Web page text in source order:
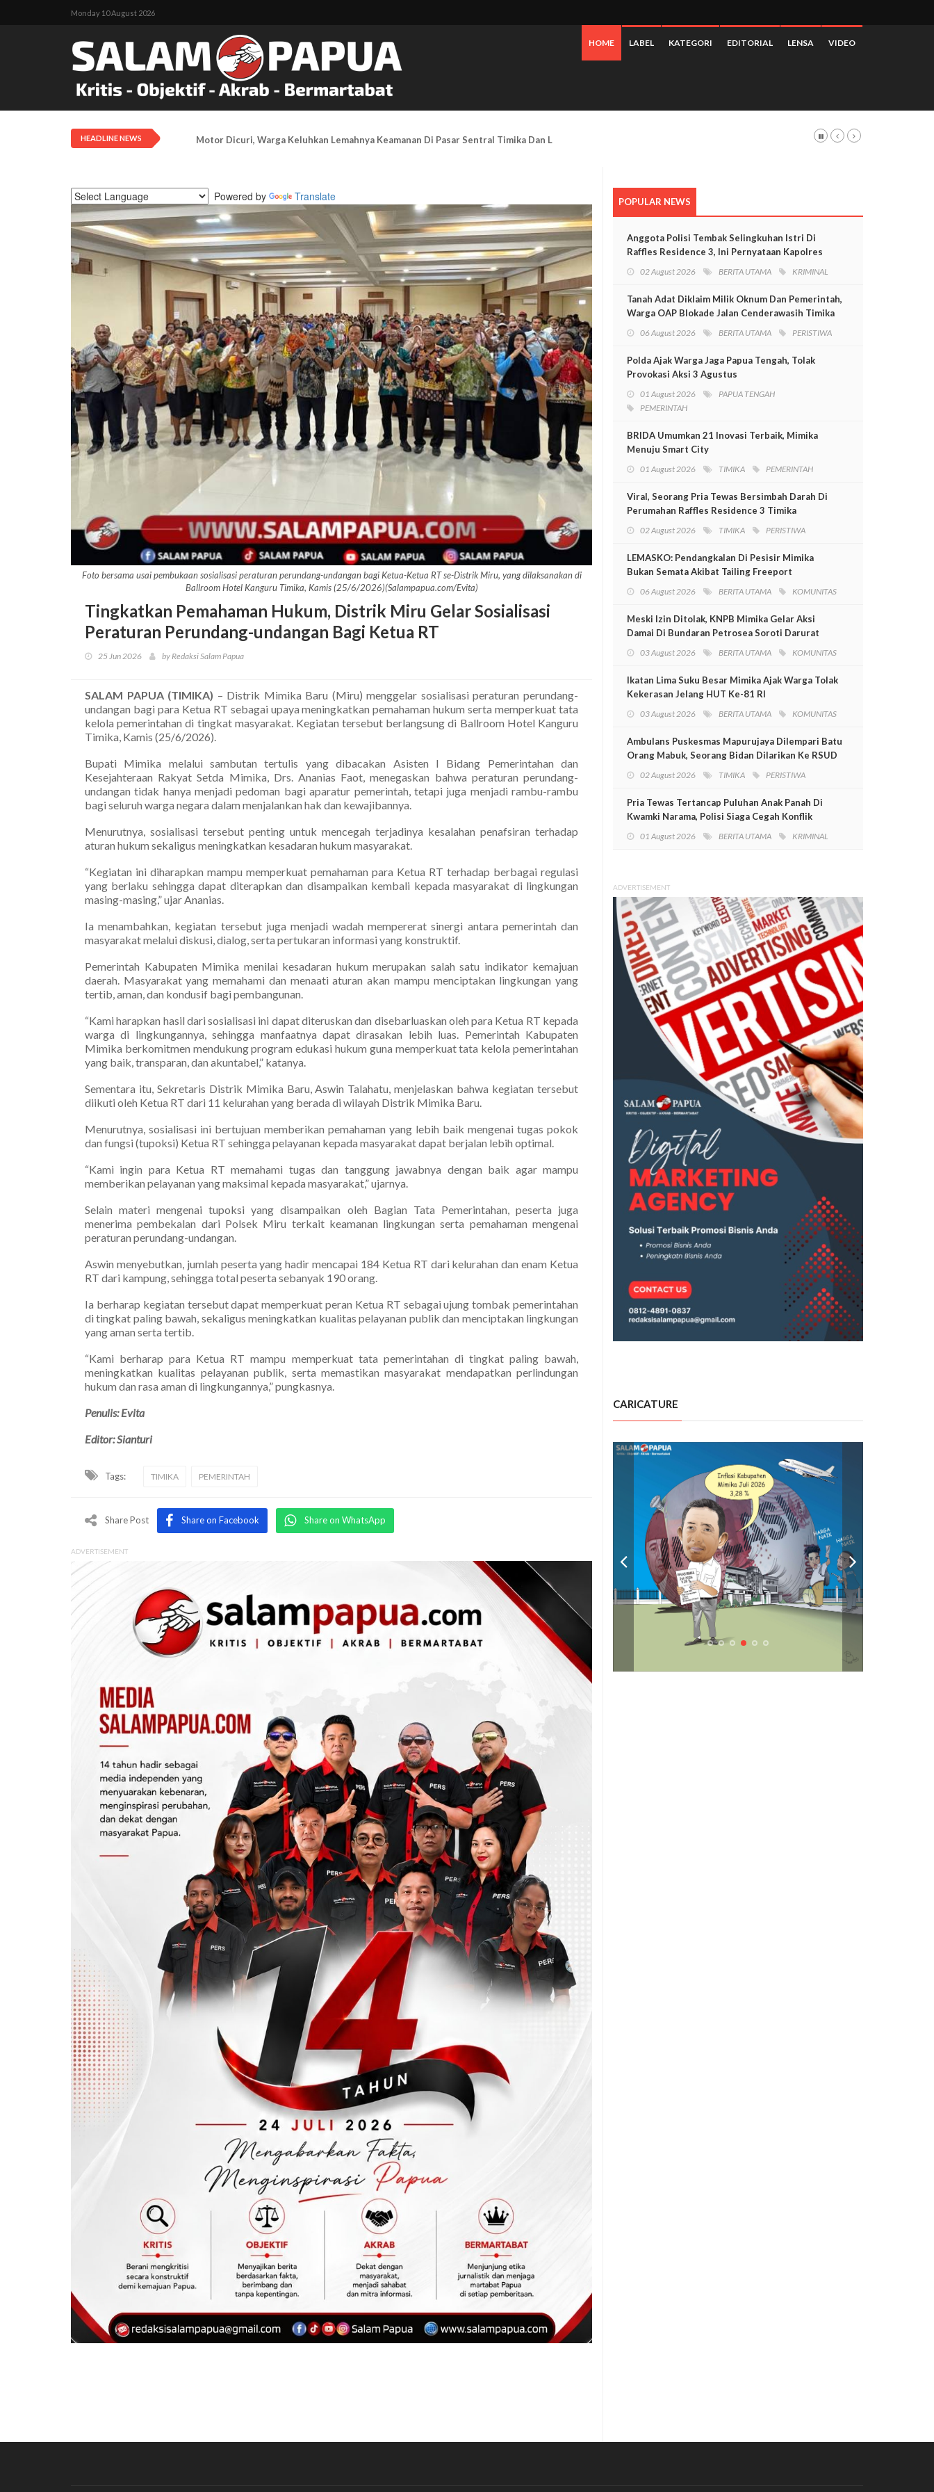
Monday 10 August 2026
HOME LABEL KATEGORI EDITORIAL LENSA VIDEO
HEADLINE NEWS Motor Dicuri, Warga Keluhkan Lemahnya Keamanan Di Pasar Sentral Timika Dan Layanan Pelaporan Di Kepolisian
Powered by Translate
Foto bersama usai pembukaan sosialisasi peraturan perundang-undangan bagi Ketua-Ketua RT se-Distrik Miru, yang dilaksanakan di
Ballroom Hotel Kanguru Timika, Kamis (25/6/2026)(Salampapua.com/Evita)
Tingkatkan Pemahaman Hukum, Distrik Miru Gelar Sosialisasi
Peraturan Perundang-undangan Bagi Ketua RT
25 Jun 2026 by Redaksi Salam Papua
SALAM PAPUA (TIMIKA) – Distrik Mimika Baru (Miru) menggelar sosialisasi peraturan perundang-
undangan bagi para Ketua RT sebagai upaya meningkatkan pemahaman hukum serta memperkuat tata
kelola pemerintahan di tingkat masyarakat. Kegiatan tersebut berlangsung di Ballroom Hotel Kanguru
Timika, Kamis (25/6/2026).
Bupati Mimika melalui sambutan tertulis yang dibacakan Asisten I Bidang Pemerintahan dan
Kesejahteraan Rakyat Setda Mimika, Drs. Ananias Faot, menegaskan bahwa peraturan perundang-
undangan tidak hanya menjadi pedoman bagi aparatur pemerintah, tetapi juga menjadi rambu-rambu
bagi seluruh warga negara dalam menjalankan hak dan kewajibannya.
Menurutnya, sosialisasi tersebut penting untuk mencegah terjadinya kesalahan penafsiran terhadap
aturan hukum sekaligus meningkatkan kesadaran hukum masyarakat.
“Kegiatan ini diharapkan mampu memperkuat pemahaman para Ketua RT terhadap berbagai regulasi
yang berlaku sehingga dapat diterapkan dan disampaikan kembali kepada masyarakat di lingkungan
masing-masing,” ujar Ananias.
Ia menambahkan, kegiatan tersebut juga menjadi wadah mempererat sinergi antara pemerintah dan
masyarakat melalui diskusi, dialog, serta pertukaran informasi yang konstruktif.
Pemerintah Kabupaten Mimika menilai kesadaran hukum merupakan salah satu indikator kemajuan
daerah. Masyarakat yang memahami dan menaati aturan akan mampu menciptakan lingkungan yang
tertib, aman, dan kondusif bagi pembangunan.
“Kami harapkan hasil dari sosialisasi ini dapat diteruskan dan disebarluaskan oleh para Ketua RT kepada
warga di lingkungannya, sehingga manfaatnya dapat dirasakan lebih luas. Pemerintah Kabupaten
Mimika berkomitmen mendukung program edukasi hukum guna memperkuat tata kelola pemerintahan
yang baik, transparan, dan akuntabel,” katanya.
Sementara itu, Sekretaris Distrik Mimika Baru, Aswin Talahatu, menjelaskan bahwa kegiatan tersebut
diikuti oleh Ketua RT dari 11 kelurahan yang berada di wilayah Distrik Mimika Baru.
Menurutnya, sosialisasi ini bertujuan memberikan pemahaman yang lebih baik mengenai tugas pokok
dan fungsi (tupoksi) Ketua RT sehingga pelayanan kepada masyarakat dapat berjalan lebih optimal.
“Kami ingin para Ketua RT memahami tugas dan tanggung jawabnya dengan baik agar mampu
memberikan pelayanan yang maksimal kepada masyarakat,” ujarnya.
Selain materi mengenai tupoksi yang disampaikan oleh Bagian Tata Pemerintahan, peserta juga
menerima pembekalan dari Polsek Miru terkait keamanan lingkungan serta pemahaman mengenai
peraturan perundang-undangan.
Aswin menyebutkan, jumlah peserta yang hadir mencapai 184 Ketua RT dari kelurahan dan enam Ketua
RT dari kampung, sehingga total peserta sebanyak 190 orang.
Ia berharap kegiatan tersebut dapat memperkuat peran Ketua RT sebagai ujung tombak pemerintahan
di tingkat paling bawah, sekaligus meningkatkan kualitas pelayanan publik dan menciptakan lingkungan
yang aman serta tertib.
“Kami berharap para Ketua RT mampu memperkuat tata pemerintahan di tingkat paling bawah,
meningkatkan kualitas pelayanan publik, serta memastikan masyarakat mendapatkan perlindungan
hukum dan rasa aman di lingkungannya,” pungkasnya.
Penulis: Evita
Editor: Sianturi
Tags: TIMIKA PEMERINTAH
Share Post Share on Facebook Share on WhatsApp
ADVERTISEMENT
POPULAR NEWS
Anggota Polisi Tembak Selingkuhan Istri Di
Raffles Residence 3, Ini Pernyataan Kapolres
02 August 2026 BERITA UTAMA KRIMINAL
Tanah Adat Diklaim Milik Oknum Dan Pemerintah,
Warga OAP Blokade Jalan Cenderawasih Timika
06 August 2026 BERITA UTAMA PERISTIWA
Polda Ajak Warga Jaga Papua Tengah, Tolak
Provokasi Aksi 3 Agustus
01 August 2026
PAPUA TENGAH
PEMERINTAH
BRIDA Umumkan 21 Inovasi Terbaik, Mimika
Menuju Smart City
01 August 2026 TIMIKA PEMERINTAH
Viral, Seorang Pria Tewas Bersimbah Darah Di
Perumahan Raffles Residence 3 Timika
02 August 2026 TIMIKA PERISTIWA
LEMASKO: Pendangkalan Di Pesisir Mimika
Bukan Semata Akibat Tailing Freeport
06 August 2026 BERITA UTAMA KOMUNITAS
Meski Izin Ditolak, KNPB Mimika Gelar Aksi
Damai Di Bundaran Petrosea Soroti Darurat
03 August 2026 BERITA UTAMA KOMUNITAS
Ikatan Lima Suku Besar Mimika Ajak Warga Tolak
Kekerasan Jelang HUT Ke-81 RI
03 August 2026 BERITA UTAMA KOMUNITAS
Ambulans Puskesmas Mapurujaya Dilempari Batu
Orang Mabuk, Seorang Bidan Dilarikan Ke RSUD
02 August 2026 TIMIKA PERISTIWA
Pria Tewas Tertancap Puluhan Anak Panah Di
Kwamki Narama, Polisi Siaga Cegah Konflik
01 August 2026 BERITA UTAMA KRIMINAL
ADVERTISEMENT
CARICATURE